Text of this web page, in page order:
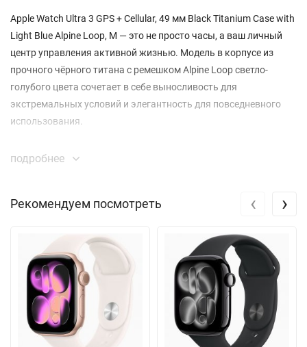
Apple Watch Ultra 3 GPS + Cellular, 49 мм Black Titanium Case with
Light Blue Alpine Loop, M — это не просто часы, а ваш личный
центр управления активной жизнью. Модель в корпусе из
прочного чёрного титана с ремешком Alpine Loop светло-
голубого цвета сочетает в себе выносливость для
экстремальных условий и элегантность для повседневного
использования.
Мощный 49-миллиметровый корпус защищён сапфировым
сопровождать вас в глубоководных погружениях и
экрана в 3000 нит гарантирует идеальную читаемость данных
даже под палящим солнцем на горной вершине.
Благодаря встроенному модулю сотовой связи eSIM вы
остаётесь на связи, совершаете звонки и получаете
уведомления даже когда iPhone далеко. Обширный набор
датчиков, включая высотомер, компас, пульсометр и датчики
подробнее
Рекомендуем посмотреть ‹ ›